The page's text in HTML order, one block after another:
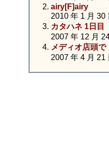
airy[F]airy
2010 年 1 月 30
カタハネ 1日目
2007 年 12 月
メディオ店頭
2007 年 4 月 21